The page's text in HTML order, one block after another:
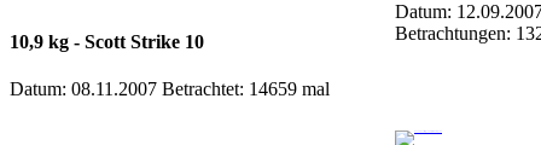
10,9 kg - Scott Strike 10
Datum: 08.11.2007 Betrachtet: 14659 mal
Datum:
Betrachtungen: